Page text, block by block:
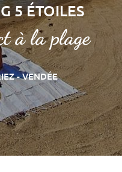
5 ÉTOILES
à la plage
- VENDÉE